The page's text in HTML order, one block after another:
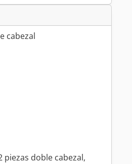
cabezal
doble cabezal,